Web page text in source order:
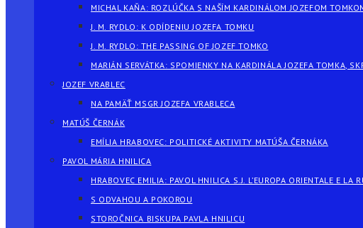
MICHAL KAŇA: ROZLÚČKA S NAŠÍM KARDINÁLOM JOZEFOM
J. M. RYDLO: K ODÍDENIU JOZEFA TOMKU
J. M. RYDLO: THE PASSING OF JOZEF TOMKO
MARIÁN SERVÁTKA: SPOMIENKY NA KARDINÁLA JOZEFA TOMKA,
JOZEF VRABLEC
NA PAMÄŤ MSGR JOZEFA VRABLECA
MATÚŠ ČERNÁK
EMÍLIA HRABOVEC: POLITICKÉ AKTIVITY MATÚŠA ČERNÁKA
PAVOL MÁRIA HNILICA
HRABOVEC EMILIA: PAVOL HNILICA S.J. L’EUROPA ORIENTALE E LA
S ODVAHOU A POKOROU
STOROČNICA BISKUPA PAVLA HNILICU